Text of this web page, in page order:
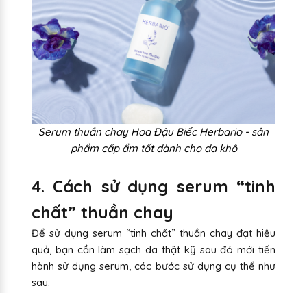
Serum thuần chay Hoa Đậu Biếc Herbario - sản
phẩm cấp ẩm tốt dành cho da khô
4. Cách sử dụng serum “tinh
chất” thuần chay
Để sử dụng serum “tinh chất” thuần chay đạt hiệu
quả, bạn cần làm sạch da thật kỹ sau đó mới tiến
hành sử dụng serum, các bước sử dụng cụ thể như
sau: